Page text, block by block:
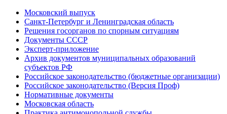
Московский выпуск
Санкт-Петербург и Ленинградская область
Решения госорганов по спорным ситуациям
Документы СССР
Эксперт-приложение
Архив документов муниципальных образований
субъектов РФ
Российское законодательство (бюджетные организации)
Российское законодательство (Версия Проф)
Нормативные документы
Московская область